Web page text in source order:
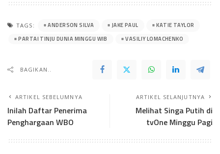
TAGS: ANDERSON SILVA JAKE PAUL
KATIE TAYLOR
PARTAI TINJU DUNIA MINGGU WIB
VASILIY LOMACHENKO
BAGIKAN..
ARTIKEL SEBELUMNYA
Inilah Daftar Penerima
Penghargaan WBO
ARTIKEL SELANJUTNYA
Melihat Singa Putih di
tvOne Minggu Pagi